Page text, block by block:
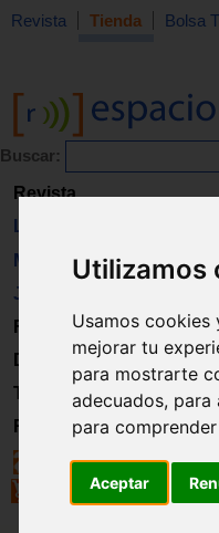
Utilizamos
Usamos
mejorar tu
para mostrarte
adecuados,
para
Aceptar
Revista Tienda Bolsa
Buscar:
Revista
Libros
Material
Juguetes
Formación
Directorio
Trabajo
Registro